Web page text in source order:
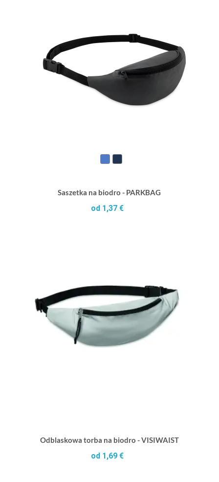
Saszetka na biodro - PARKBAG
od 1,37 €
Odblaskowa torba na biodro - VISIWAIST
od 1,69 €